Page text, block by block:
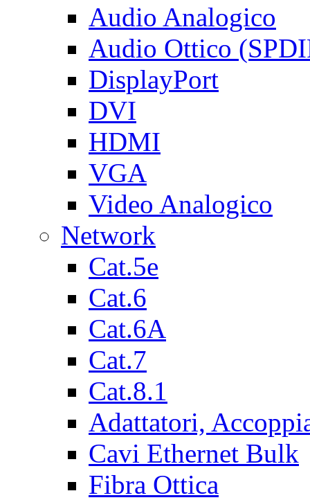
Audio Analogico
Audio Ottico
DisplayPort
DVI
HDMI
VGA
Video Analogico
Network
Cat.5e
Cat.6
Cat.6A
Cat.7
Cat.8.1
Adattatori,
Cavi Ethernet Bulk
Fibra Ottica